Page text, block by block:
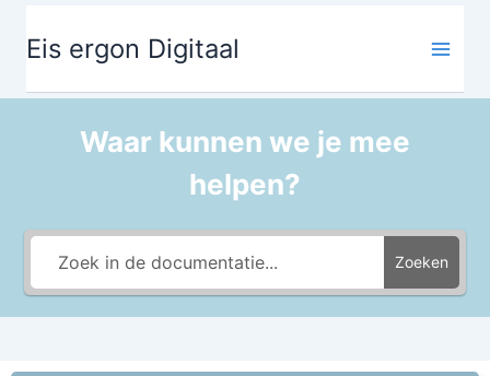
inhoud
naar
inhoud
Eis ergon Digitaal
Waar kunnen we je mee
helpen?
Zoeken